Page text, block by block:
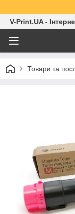
V-Print.UA -
Товари та